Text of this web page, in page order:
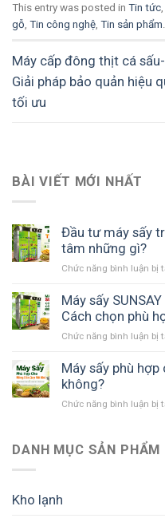
This entry was posted in Tin tức
gỗ Tin công nghệ Tin sản phẩm
Máy cấp đông thịt cá sấu-
Giải pháp bảo quản hiệu
tối ưu
BÀI VIẾT MỚI NHẤT
Đầu tư máy sấy
tâm những gì?
Chức năng bình luận bị
Máy sấy
Cách chọn phù
Chức năng bình luận bị
Máy sấy phù
không?
Chức năng bình luận bị
DANH MỤC SẢN PHẨM
Kho lạnh